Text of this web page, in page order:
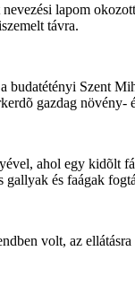
lapom
távra.
Szent
gazdag növény-
ahol egy
és faágak
volt, az